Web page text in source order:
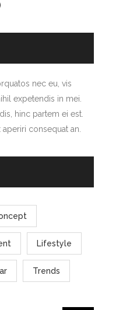
nec eu, vis
expetendis in mei.
hinc partem ei est.
aperiri consequat an.
Lifestyle
Trends